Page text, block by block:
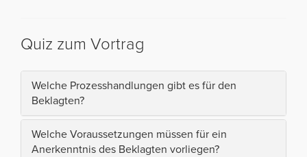
Quiz zum Vortrag
Welche Prozesshandlungen gibt es für den
Beklagten?
Welche Voraussetzungen müssen für ein
Anerkenntnis des Beklagten vorliegen?